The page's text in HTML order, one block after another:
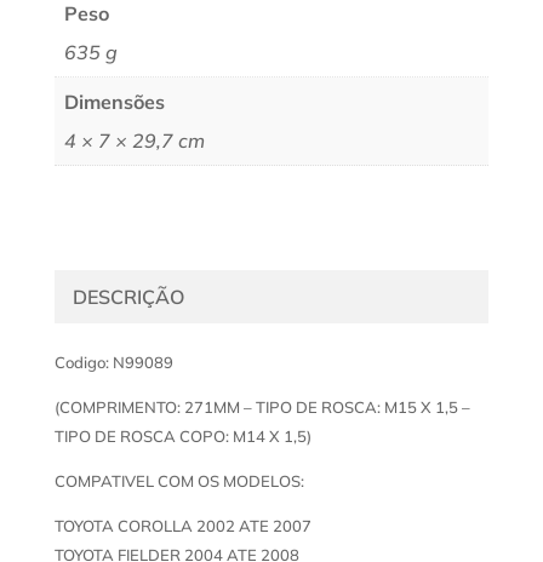
Peso
635 g
Dimensões
4 × 7 × 29,7 cm
DESCRIÇÃO
Codigo: N99089
(COMPRIMENTO: 271MM – TIPO DE ROSCA: M15 X 1,5 –
TIPO DE ROSCA COPO: M14 X 1,5)
COMPATIVEL COM OS MODELOS:
TOYOTA COROLLA 2002 ATE 2007
TOYOTA FIELDER 2004 ATE 2008